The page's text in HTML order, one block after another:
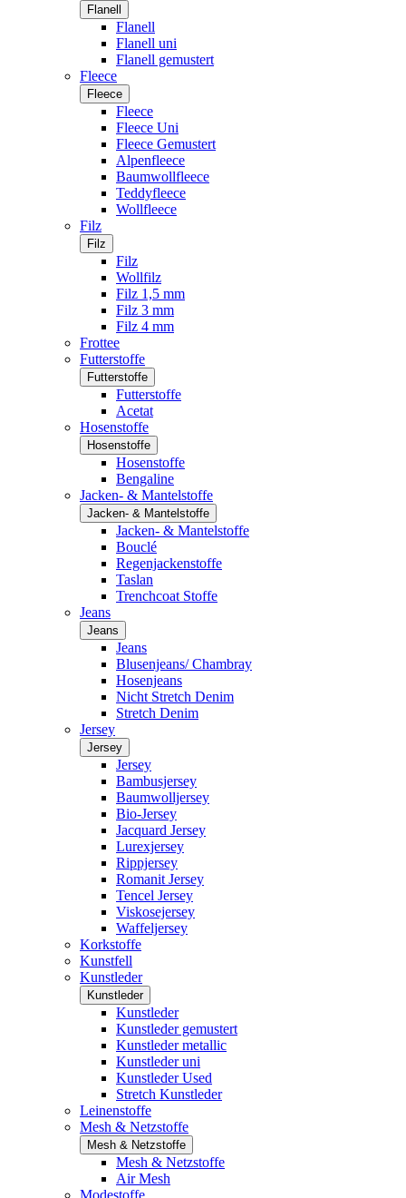
Flanell
Flanell
Flanell uni
Flanell gemustert
Fleece
Fleece
Fleece
Fleece Uni
Fleece Gemustert
Alpenfleece
Baumwollfleece
Teddyfleece
Wollfleece
Filz
Filz
Filz
Wollfilz
Filz 1,5 mm
Filz 3 mm
Filz 4 mm
Frottee
Futterstoffe
Futterstoffe
Futterstoffe
Acetat
Hosenstoffe
Hosenstoffe
Hosenstoffe
Bengaline
Jacken- & Mantelstoffe
Jacken- & Mantelstoffe
Jacken- & Mantelstoffe
Bouclé
Regenjackenstoffe
Taslan
Trenchcoat Stoffe
Jeans
Jeans
Jeans
Blusenjeans/ Chambray
Hosenjeans
Nicht Stretch Denim
Stretch Denim
Jersey
Jersey
Jersey
Bambusjersey
Baumwolljersey
Bio-Jersey
Jacquard Jersey
Lurexjersey
Rippjersey
Romanit Jersey
Tencel Jersey
Viskosejersey
Waffeljersey
Korkstoffe
Kunstfell
Kunstleder
Kunstleder
Kunstleder
Kunstleder gemustert
Kunstleder metallic
Kunstleder uni
Kunstleder Used
Stretch Kunstleder
Leinenstoffe
Mesh & Netzstoffe
Mesh & Netzstoffe
Mesh & Netzstoffe
Air Mesh
Modestoffe